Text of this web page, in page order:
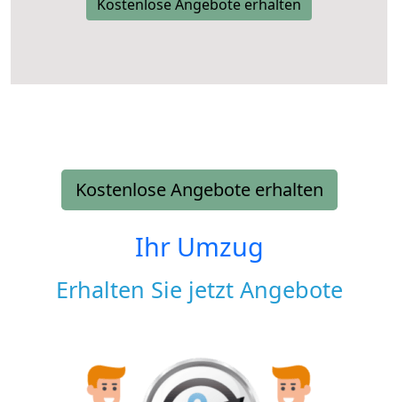
Kostenlose Angebote erhalten
Kostenlose Angebote erhalten
Ihr Umzug
Erhalten Sie jetzt Angebote